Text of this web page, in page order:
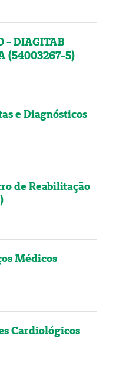
- DIAGITAB
(54003267-5)
e Diagnósticos
de Reabilitação
Médicos
Cardiológicos